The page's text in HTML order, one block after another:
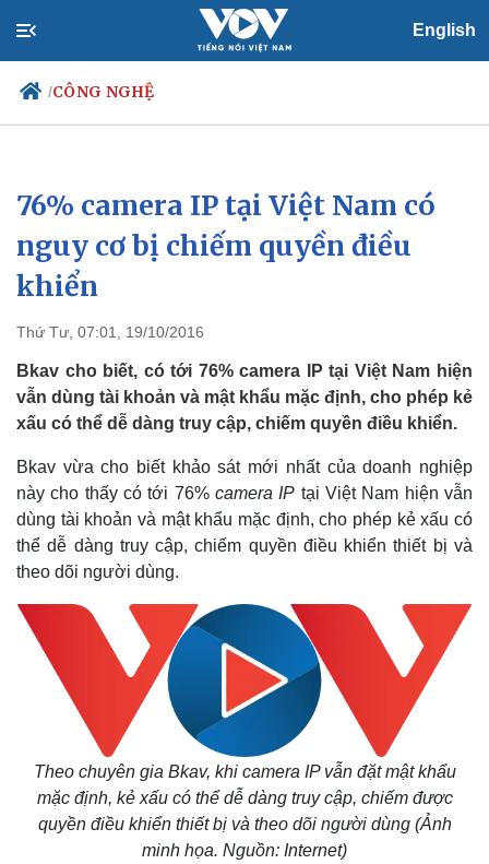
English
/CÔNG NGHỆ
Chính trị
Tổ chức nhân sự
Quốc hội
Xã hội
Tin 24h
Dự báo thời tiết
76% camera IP tại Việt Nam có
nguy cơ bị chiếm quyền điều
khiển
Thứ Tư, 07:01, 19/10/2016
Bkav cho biết, có tới 76% camera IP tại Việt Nam hiện
vẫn dùng tài khoản và mật khẩu mặc định, cho phép kẻ
xấu có thể dễ dàng truy cập, chiếm quyền điều khiển.
Bkav vừa cho biết khảo sát mới nhất của doanh nghiệp
này cho thấy có tới 76% camera IP tại Việt Nam hiện vẫn
dùng tài khoản và mật khẩu mặc định, cho phép kẻ xấu có
thể dễ dàng truy cập, chiếm quyền điều khiển thiết bị và
theo dõi người dùng.
Theo chuyên gia Bkav, khi camera IP vẫn đặt mật khẩu
mặc định, kẻ xấu có thể dễ dàng truy cập, chiếm được
quyền điều khiển thiết bị và theo dõi người dùng (Ảnh
minh họa. Nguồn: Internet)